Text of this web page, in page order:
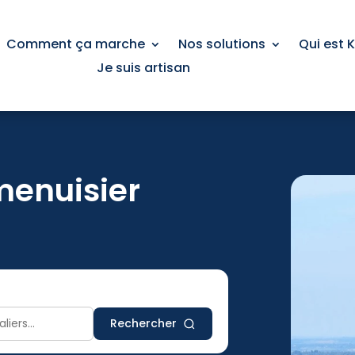
Comment ça marche Nos solutions
Qui est
Je suis artisan
Rechercher